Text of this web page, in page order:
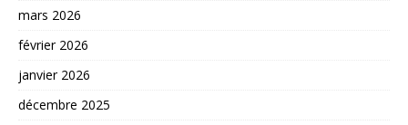
mars 2026
février 2026
janvier 2026
décembre 2025